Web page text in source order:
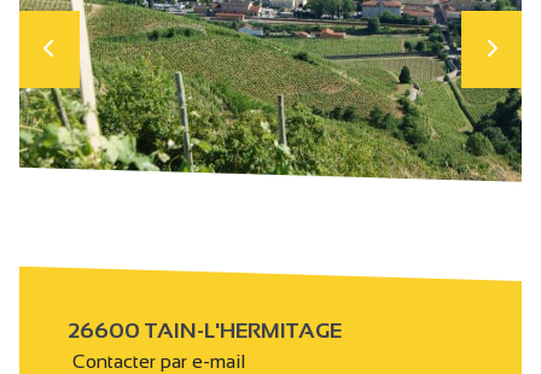
26600 TAIN-L'HERMITAGE
Contacter par e-mail